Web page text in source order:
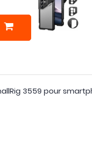
3559 pour